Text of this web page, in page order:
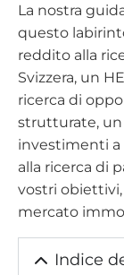
La nostra
questo
reddito alla
Svizzera, un
ricerca di
strutturate, un
investimenti
alla ricerca di
vostri
mercato
Indice